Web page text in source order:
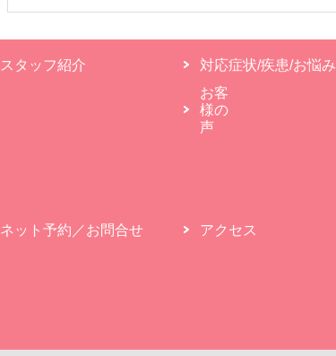
スタッフ紹介
対応症状/疾患/お悩み
お客
様の
声
ネット予約／お問合せ アクセス